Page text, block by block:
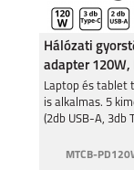
Hálózati
adapter 120W,
Laptop és tablet
is alkalmas. 5
(2db USB-A, 3db
MTCB-